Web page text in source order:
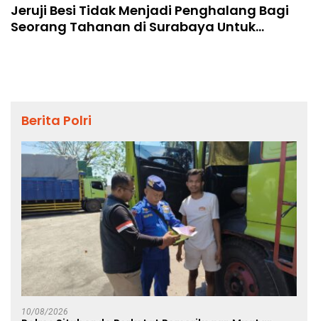
Jeruji Besi Tidak Menjadi Penghalang Bagi
Seorang Tahanan di Surabaya Untuk
Berita Polri
10/08/2026